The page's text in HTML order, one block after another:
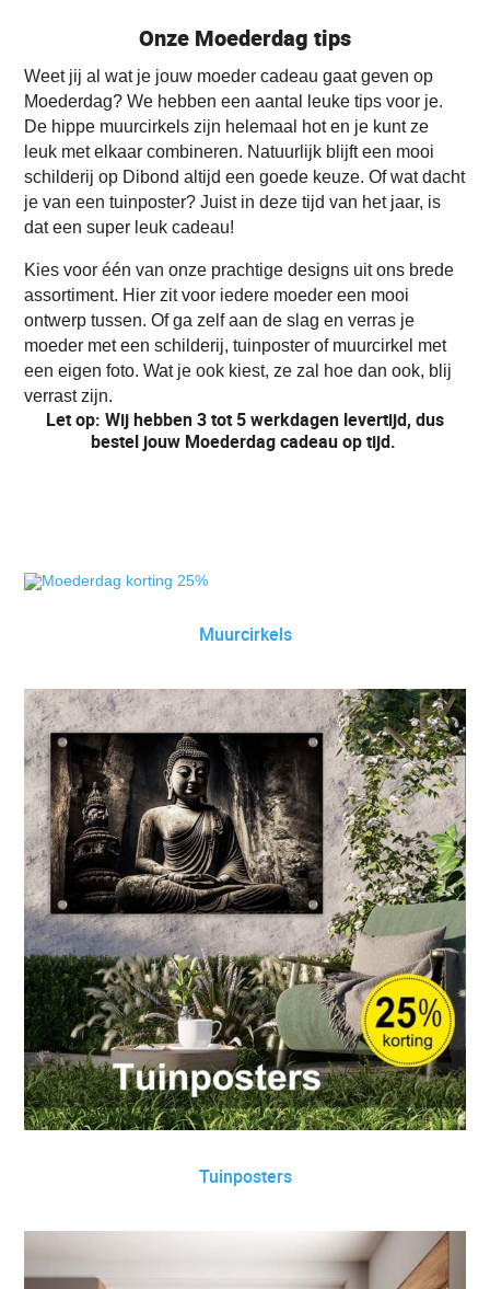
Onze Moederdag tips
Weet jij al wat je jouw moeder cadeau gaat geven op
Moederdag? We hebben een aantal leuke tips voor je.
De hippe muurcirkels zijn helemaal hot en je kunt ze
leuk met elkaar combineren. Natuurlijk blijft een mooi
schilderij op Dibond altijd een goede keuze. Of wat dacht
je van een tuinposter? Juist in deze tijd van het jaar, is
dat een super leuk cadeau!
Kies voor één van onze prachtige designs uit ons brede
assortiment. Hier zit voor iedere moeder een mooi
ontwerp tussen. Of ga zelf aan de slag en verras je
moeder met een schilderij, tuinposter of muurcirkel met
een eigen foto. Wat je ook kiest, ze zal hoe dan ook, blij
verrast zijn.
Let op: Wij hebben 3 tot 5 werkdagen levertijd, dus
bestel jouw Moederdag cadeau op tijd.
Muurcirkels
Tuinposters